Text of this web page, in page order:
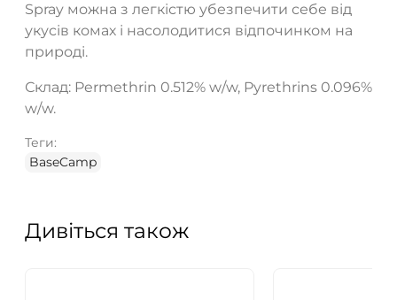
Spray можна з легкістю убезпечити себе від
укусів комах і насолодитися відпочинком на
природі.
Склад: Permethrin 0.512% w/w, Pyrethrins 0.096%
w/w.
Теги:
BaseCamp
Дивіться також